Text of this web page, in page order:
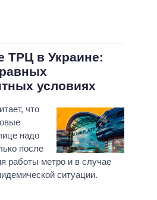
ТРЦ в Украине:
условиях
что
надо
после
работы метро и в случае
ситуации.